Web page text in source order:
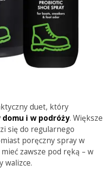
duet, który
domu i w podróży. Większe
się do regularnego
poręczny spray w
zawsze pod ręką – w
walizce.